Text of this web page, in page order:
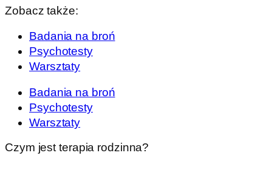
Zobacz także:
Badania na broń
Psychotesty
Warsztaty
Badania na broń
Psychotesty
Warsztaty
Czym jest terapia rodzinna?